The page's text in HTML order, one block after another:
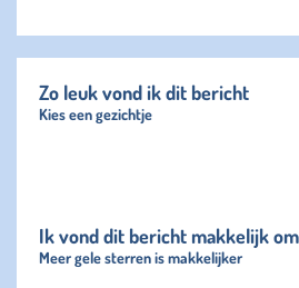
Zo leuk vond ik dit bericht
Kies een gezichtje
Ik vond dit bericht makkelijk
Meer gele sterren is makkelijker